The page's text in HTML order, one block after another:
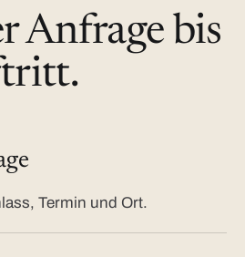
Anfrage bis
Termin und Ort.